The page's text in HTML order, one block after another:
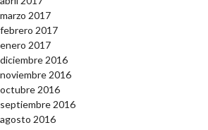
marzo 2017
febrero 2017
enero 2017
diciembre 2016
noviembre 2016
octubre 2016
septiembre 2016
agosto 2016